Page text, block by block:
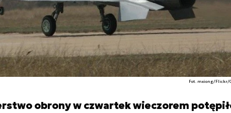
Fot. mxiong/Flickr/
obrony w czwartek wieczorem